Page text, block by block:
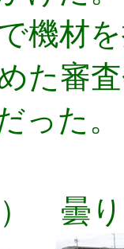
機材
た審
った
） 曇り